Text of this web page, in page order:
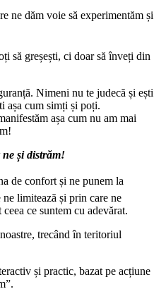
ne dăm voie să experimentăm și
ți să greșești, ci doar să înveți din
ță. Nimeni nu te judecă și ești
ti așa cum simți și poți.
ăm așa cum nu am mai
și distrăm!
de confort și ne punem la
ne limitează și prin care ne
ceea ce suntem cu adevărat.
, trecândîn teritoriul
și practic, bazat pe acțiune
.